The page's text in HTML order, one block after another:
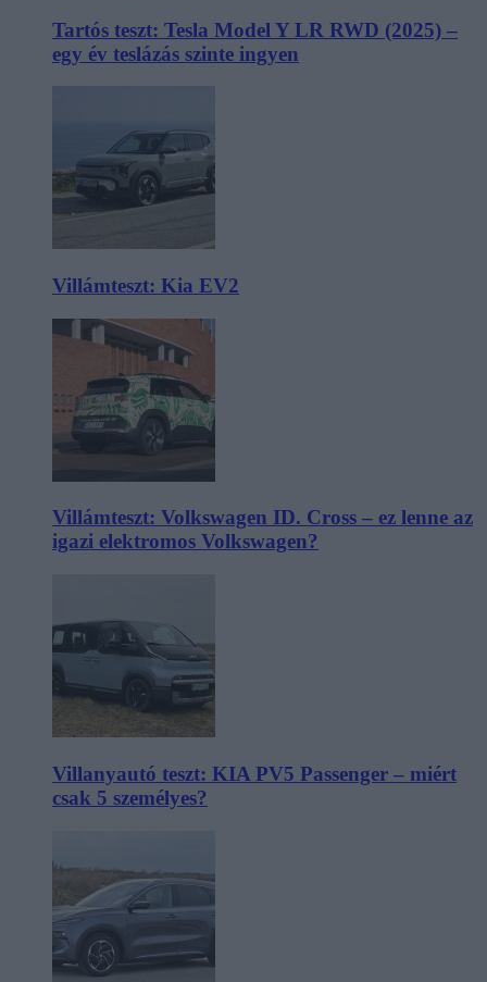
Tartós teszt: Tesla Model Y LR RWD (2025) –
egy év teslázás szinte ingyen
Villámteszt: Kia EV2
Villámteszt: Volkswagen ID. Cross – ez lenne az
igazi elektromos Volkswagen?
Villanyautó teszt: KIA PV5 Passenger – miért
csak 5 személyes?